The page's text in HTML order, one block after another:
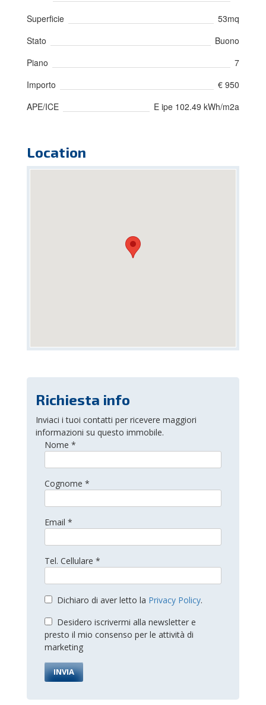
Superficie
53mq
Stato
Buono
Piano
7
Importo
€ 950
APE/ICE
E ipe 102.49 kWh/m2a
Location
Richiesta info
Inviaci i tuoi contatti per ricevere maggiori
informazioni su questo immobile.
Nome *
Cognome *
Email *
Tel. Cellulare *
Dichiaro di aver letto la Privacy Policy.
Desidero iscrivermi alla newsletter e
presto il mio consenso per le attività di
marketing